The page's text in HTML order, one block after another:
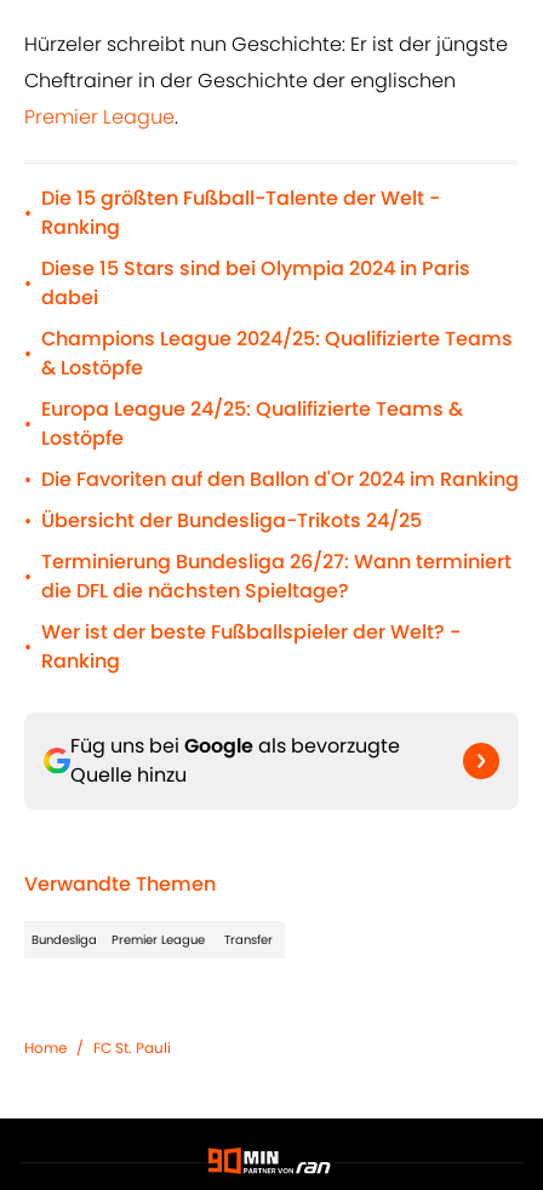
Hürzeler schreibt nun Geschichte: Er ist der jüngste
Cheftrainer in der Geschichte der englischen
Premier League.
•
Die 15 größten Fußball-Talente der Welt -
Ranking
•
Diese 15 Stars sind bei Olympia 2024 in Paris
dabei
•
Champions League 2024/25: Qualifizierte Teams
& Lostöpfe
•
Europa League 24/25: Qualifizierte Teams &
Lostöpfe
• Die Favoriten auf den Ballon d'Or 2024 im Ranking
• Übersicht der Bundesliga-Trikots 24/25
•
Terminierung Bundesliga 26/27: Wann terminiert
die DFL die nächsten Spieltage?
•
Wer ist der beste Fußballspieler der Welt? -
Ranking
Füg uns bei Googleals bevorzugte
Quelle hinzu
Verwandte Themen
Bundesliga Premier League Transfer
Home / FC St. Pauli